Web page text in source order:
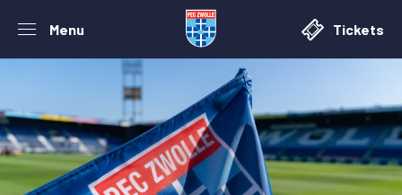
Menu Tickets